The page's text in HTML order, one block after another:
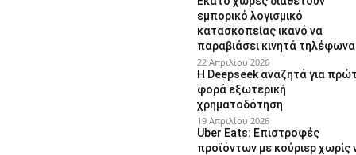
εμπορικό λογισμικό
κατασκοπείας ικανό να
παραβιάσει κινητά τηλέφωνα
22 Απριλίου 2026
Η Deepseek αναζητά για
φορά εξωτερική
χρηματοδότηση
19 Απριλίου 2026
Uber Eats: Επιστροφές
προϊόντων με κούριερ χωρίς